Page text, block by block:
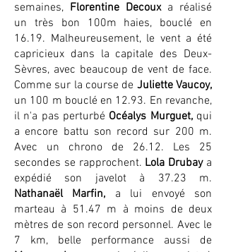
semaines, Florentine Decoux a réalisé
un très bon 100m haies, bouclé en
16.19. Malheureusement, le vent a été
capricieux dans la capitale des Deux-
Sèvres, avec beaucoup de vent de face.
Comme sur la course de Juliette Vaucoy,
un 100 m bouclé en 12.93. En revanche,
il n'a pas perturbé Océalys Murguet,qui
a encore battu son record sur 200 m.
Avec un chrono de 26.12. Les 25
secondes se rapprochent. Lola Drubaya
expédié son javelot à 37.23 m.
Nathanaël Marfin, a lui envoyé son
marteau à 51.47 m à moins de deux
mètres de son record personnel. Avec le
7 km, belle performance aussi de